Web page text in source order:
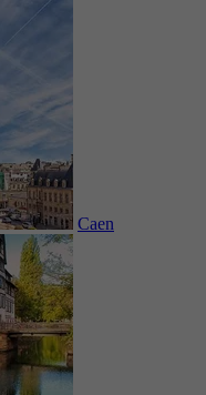
Caen